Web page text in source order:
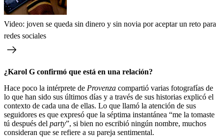
Video: joven se queda sin dinero y sin novia por aceptar un reto para
redes sociales
¿Karol G confirmó que está en una relación?
Hace poco la intérprete de Provenza compartió varias fotografías de
lo que han sido sus últimos días y a través de sus historias explicó el
contexto de cada una de ellas. Lo que llamó la atención de sus
seguidores es que expresó que la séptima instantánea “me la tomaste
tú después del party”, si bien no escribió ningún nombre, muchos
consideran que se refiere a su pareja sentimental.